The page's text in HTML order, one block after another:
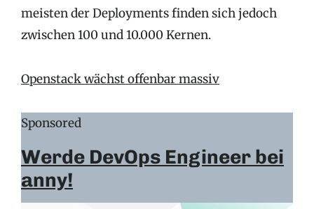
meisten der Deployments finden sich jedoch
zwischen 100 und 10.000 Kernen.
Openstack wächst offenbar massiv
Sponsored
Werde DevOps Engineer bei
anny!